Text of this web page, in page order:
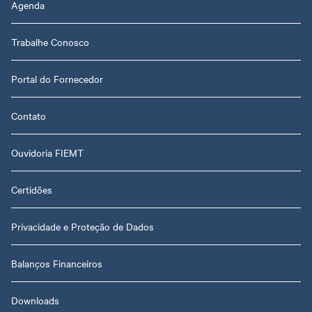
Agenda
Trabalhe Conosco
Portal do Fornecedor
Contato
Ouvidoria FIEMT
Certidões
Privacidade e Proteção de Dados
Balanços Financeiros
Downloads